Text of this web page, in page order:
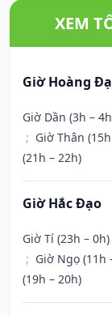
XEM
Giờ Hoàng
Giờ Dần (3h –
; Giờ Thân
(21h – 22h)
Giờ Hắc Đạo
Giờ Tí (23h – 0h)
; Giờ Ngọ (11h
(19h – 20h)